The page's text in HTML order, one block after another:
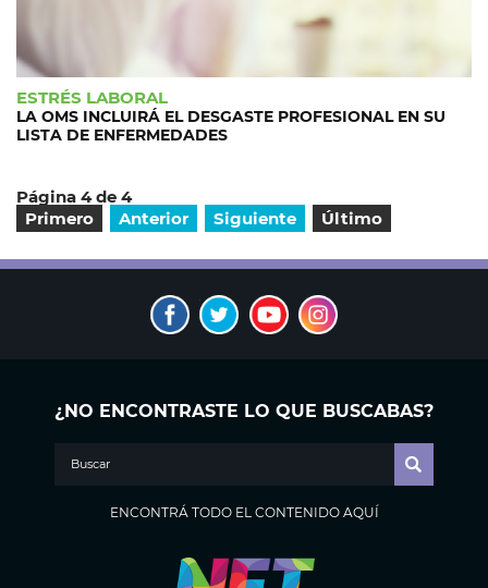
ESTRÉS LABORAL
LA OMS INCLUIRÁ EL DESGASTE PROFESIONAL EN SU
LISTA DE ENFERMEDADES
Página 4 de 4
Primero
Anterior Siguiente Último
¿NO ENCONTRASTE LO QUE BUSCABAS?
ENCONTRÁ TODO EL CONTENIDO AQUÍ